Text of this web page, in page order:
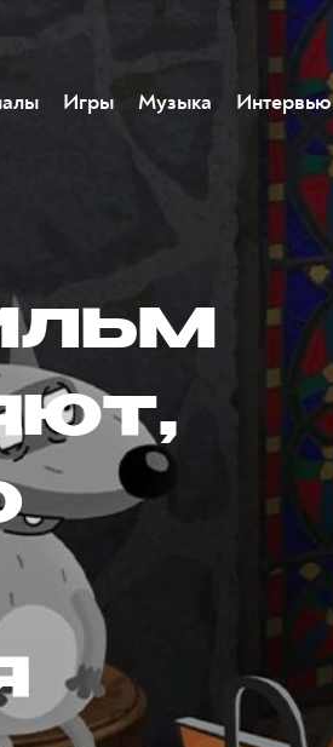
Игры Музыка Интервью